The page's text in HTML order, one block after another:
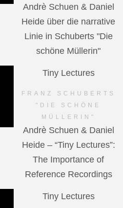
Andrè Schuen & Daniel
Heide über die narrative
Linie in Schuberts "Die
schöne Müllerin"
Tiny Lectures
FRANZ SCHUBERTS
"DIE SCHÖNE
MÜLLERIN"
Andrè Schuen & Daniel
Heide – “Tiny Lectures”:
The Importance of
Reference Recordings
Tiny Lectures